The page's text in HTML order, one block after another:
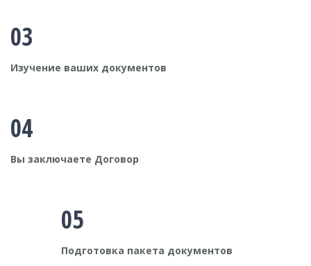
03
Изучение ваших документов
04
Вы заключаете Договор
05
Подготовка пакета документов